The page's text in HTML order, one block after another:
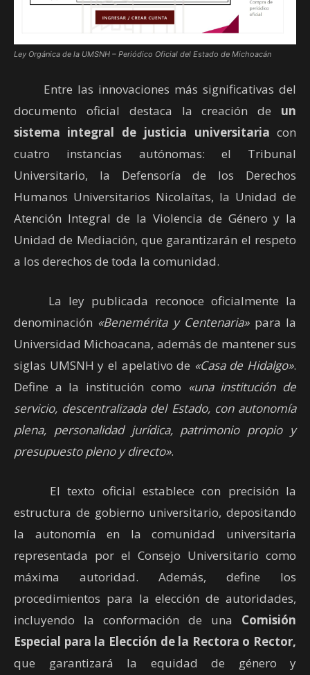
Ley Orgánica de la UMSNH – Periódico Oficial del Estado de Michoacán
Entre las innovaciones más significativas del
documento oficial destaca la creación de un
sistema integral de justicia universitaria con
cuatro instancias autónomas: el Tribunal
Universitario, la Defensoría de los Derechos
Humanos Universitarios Nicolaítas, la Unidad de
Atención Integral de la Violencia de Género y la
Unidad de Mediación, que garantizarán el respeto
a los derechos de toda la comunidad.
La ley publicada reconoce oficialmente la
denominación «Benemérita y Centenaria»para la
Universidad Michoacana, además de mantener sus
siglas UMSNH y el apelativo de «Casa de Hidalgo».
Define a la institución como «una institución de
servicio, descentralizada del Estado, con autonomía
plena, personalidad jurídica, patrimonio propio y
presupuesto pleno y directo».
El texto oficial establece con precisión la
estructura de gobierno universitario, depositando
la autonomía en la comunidad universitaria
representada por el Consejo Universitario como
máxima autoridad. Además, define los
procedimientos para la elección de autoridades,
incluyendo la conformación de una Comisión
Especial para la Elección de la Rectora o Rector,
que garantizará la equidad de género y